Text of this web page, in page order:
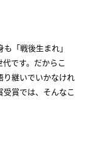
「戦後生まれ」
です。だからこ
継いでいかなけれ
賞では、そんなこ